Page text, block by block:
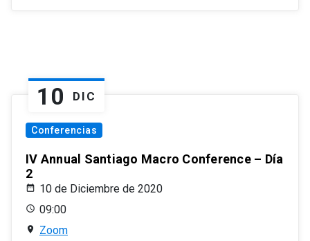
10 DIC
Conferencias
IV Annual Santiago Macro Conference – Día
2
10 de Diciembre de 2020
09:00
Zoom